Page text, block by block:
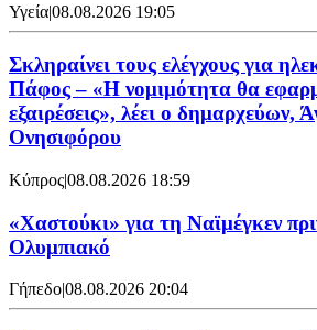
Υγεία|08.08.2026 19:05
Σκληραίνει τους ελέγχους για
Πάφος – «Η νομιμότητα θα
εξαιρέσεις», λέει ο δημαρχεύων,
Ονησιφόρου
Κύπρος|08.08.2026 18:59
«Χαστούκι» για τη Ναϊμέγκεν
Ολυμπιακό
Γήπεδο|08.08.2026 20:04